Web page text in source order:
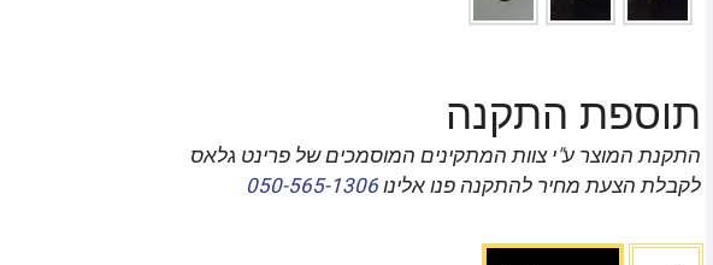
תוספת התקנה
התקנת המוצר ע"י צוות המתקינים המוסמכים של פרינט גלאס
לקבלת הצעת מחיר להתקנה פנו אלינו050-565-1306